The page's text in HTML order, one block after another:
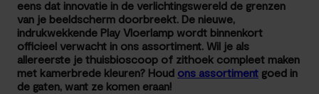
eens dat innovatie in de verlichtingswereld de grenzen
van je beeldscherm doorbreekt. De nieuwe,
indrukwekkende Play Vloerlamp wordt binnenkort
officieel verwacht in ons assortiment. Wil je als
allereerste je thuisbioscoop of zithoek compleet maken
met kamerbrede kleuren? Houd ons assortiment goed in
de gaten, want ze komen eraan!